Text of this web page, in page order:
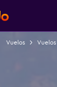
Vuelos Vuelos